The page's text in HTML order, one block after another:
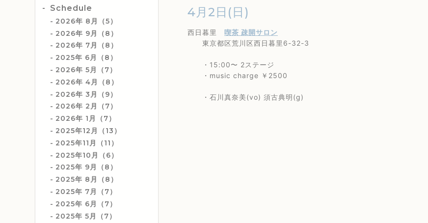
Schedule
2026年 8月（5）
2026年 9月（8）
2026年 7月（8）
2025年 6月（8）
2026年 5月（7）
2026年 4月（8）
2026年 3月（9）
2026年 2月（7）
2026年 1月（7）
2025年12月（13）
2025年11月（11）
2025年10月（6）
2025年 9月（8）
2025年 8月（8）
2025年 7月（7）
2025年 6月（7）
2025年 5月（7）
4月2日(日)
西日暮里 喫茶 疎開サロン
東京都区荒川区西日暮里6-32-3
・15:00〜 2ステージ
・music charge ￥2500
・石川真奈美(vo) 須古典明(g)